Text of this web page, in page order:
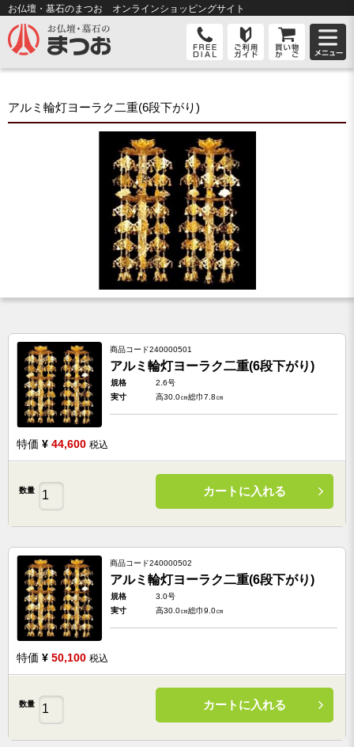
お仏壇・墓石のまつお オンラインショッピングサイト
アルミ輪灯ヨーラク二重(6段下がり)
商品コード240000501
アルミ輪灯ヨーラク二重(6段下がり)
規格
2.6号
実寸
高30.0㎝総巾7.8㎝
特価 ¥ 44,600 税込
数量 カートに入れる
商品コード240000502
アルミ輪灯ヨーラク二重(6段下がり)
規格
3.0号
実寸
高30.0㎝総巾9.0㎝
特価 ¥ 50,100 税込
数量 カートに入れる